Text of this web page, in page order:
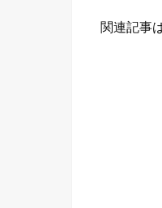
関連記事